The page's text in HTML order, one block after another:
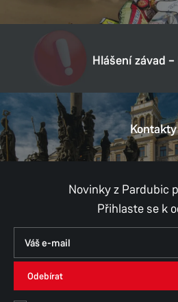
Hlášení závad –
Kontakty
Novinky z Pardubic
Přihlaste se k
Odebírat